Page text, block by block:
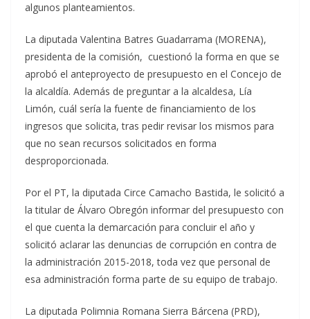
algunos planteamientos.
La diputada Valentina Batres Guadarrama (MORENA),
presidenta de la comisión, cuestionó la forma en que se
aprobó el anteproyecto de presupuesto en el Concejo de
la alcaldía. Además de preguntar a la alcaldesa, Lía
Limón, cuál sería la fuente de financiamiento de los
ingresos que solicita, tras pedir revisar los mismos para
que no sean recursos solicitados en forma
desproporcionada.
Por el PT, la diputada Circe Camacho Bastida, le solicitó a
la titular de Álvaro Obregón informar del presupuesto con
el que cuenta la demarcación para concluir el año y
solicitó aclarar las denuncias de corrupción en contra de
la administración 2015-2018, toda vez que personal de
esa administración forma parte de su equipo de trabajo.
La diputada Polimnia Romana Sierra Bárcena (PRD),